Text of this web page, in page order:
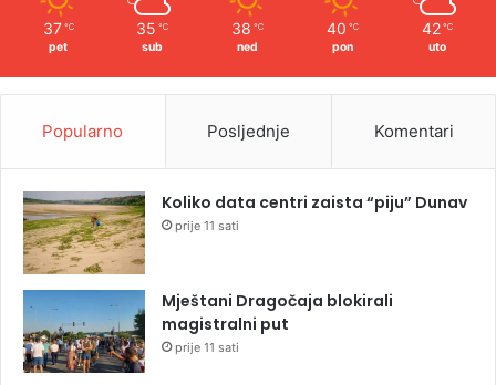
37 ℃
pet
35 ℃
sub
38 ℃
ned
40 ℃
pon
42 ℃
uto
Popularno Posljednje Komentari
Koliko data centri zaista “piju” Dunav
prije 11 sati
Mještani Dragočaja blokirali
magistralni put
prije 11 sati